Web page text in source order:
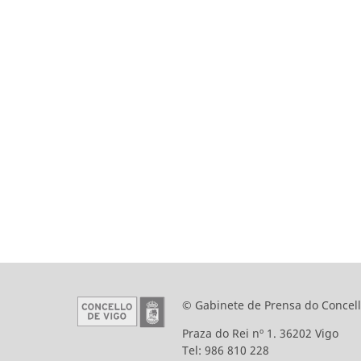
© Gabinete de Prensa do
Praza do Rei nº 1. 36202 Vigo
Tel: 986 810 228